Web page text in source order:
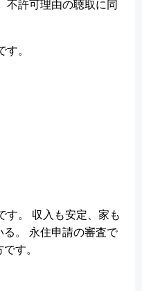
不許可理由の聴取に同
。
す。 収入も安定、家も
。 永住申請の審査で
す。